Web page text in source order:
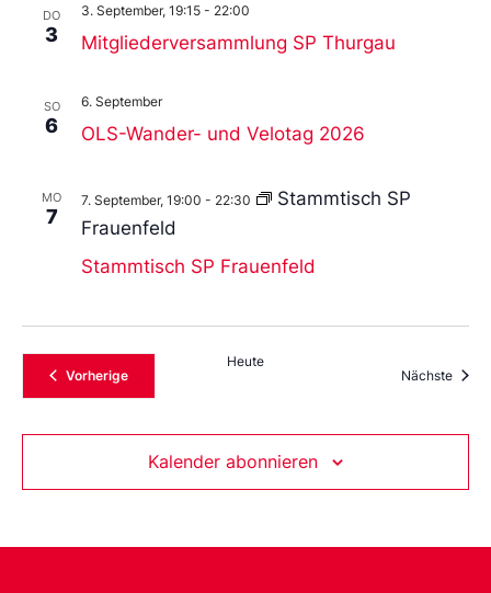
DO
3
3. September, 19:15 - 22:00
Mitgliederversammlung SP Thurgau
SO
6
6. September
OLS-Wander- und Velotag 2026
MO
7
7. September, 19:00 - 22:30
Stammtisch SP
Frauenfeld
Stammtisch SP Frauenfeld
VorherigeVeranstaltungen
Heute
Nächste
Kalender abonnieren